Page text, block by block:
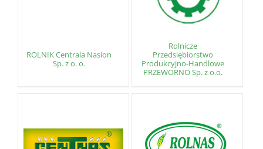
ROLNIK Centrala Nasion
Sp. z o. o.
Rolnicze
Przedsiębiorstwo
Produkcyjno-Handlowe
PRZEWORNO Sp. z o.o.